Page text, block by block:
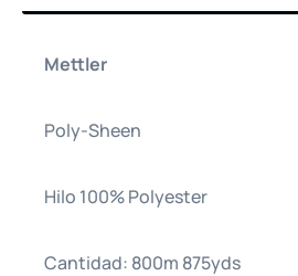
Mettler
Poly-Sheen
Hilo 100% Polyester
Cantidad: 800m 875yds